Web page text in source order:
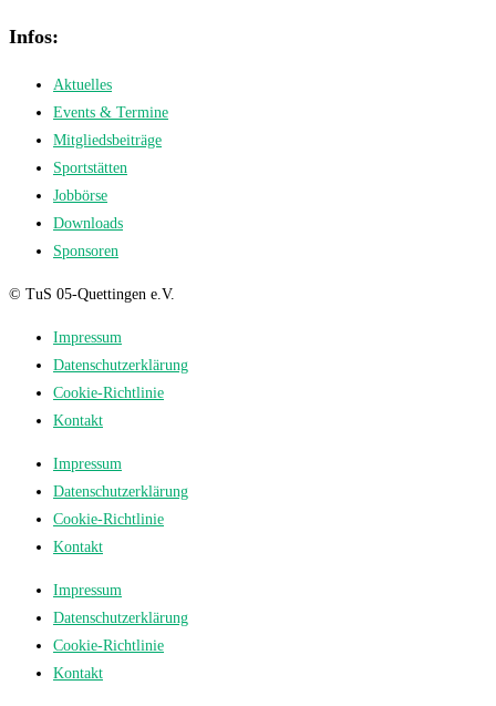
Infos:
Aktuelles
Events & Termine
Mitgliedsbeiträge
Sportstätten
Jobbörse
Downloads
Sponsoren
© TuS 05-Quettingen e.V.
Impressum
Datenschutzerklärung
Cookie-Richtlinie
Kontakt
Impressum
Datenschutzerklärung
Cookie-Richtlinie
Kontakt
Impressum
Datenschutzerklärung
Cookie-Richtlinie
Kontakt